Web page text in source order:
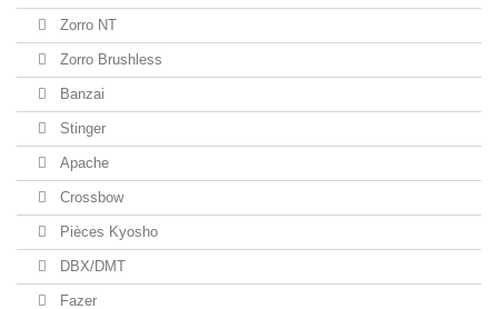
Zorro NT
Zorro Brushless
Banzai
Stinger
Apache
Crossbow
Pièces Kyosho
DBX/DMT
Fazer